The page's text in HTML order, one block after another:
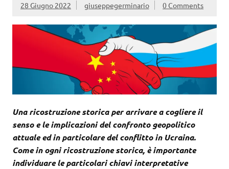
28 Giugno 2022 giuseppegerminario 0 Comments
Una ricostruzione storica per arrivare a cogliere il
senso e le implicazioni del confronto geopolitico
attuale ed in particolare del conflitto in Ucraina.
Come in ogni ricostruzione storica, è importante
individuare le particolari chiavi interpretative